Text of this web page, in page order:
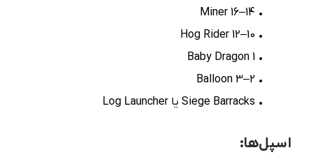
• 14–16 Miner
• 10–12 Hog Rider
• 1 Baby Dragon
• 2–3 Balloon
• Siege Barracks یا Log Launcher
اسپل‌ها: